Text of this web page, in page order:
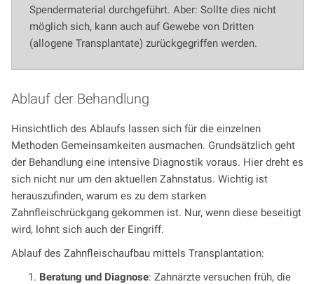
Spendermaterial durchgeführt. Aber: Sollte dies nicht
möglich sich, kann auch auf Gewebe von Dritten
(allogene Transplantate) zurückgegriffen werden.
Ablauf der Behandlung
Hinsichtlich des Ablaufs lassen sich für die einzelnen
Methoden Gemeinsamkeiten ausmachen. Grundsätzlich geht
der Behandlung eine intensive Diagnostik voraus. Hier dreht es
sich nicht nur um den aktuellen Zahnstatus. Wichtig ist
herauszufinden, warum es zu dem starken
Zahnfleischrückgang gekommen ist. Nur, wenn diese beseitigt
wird, lohnt sich auch der Eingriff.
Ablauf des Zahnfleischaufbau mittels Transplantation:
Beratung und Diagnose: Zahnärzte versuchen früh, die